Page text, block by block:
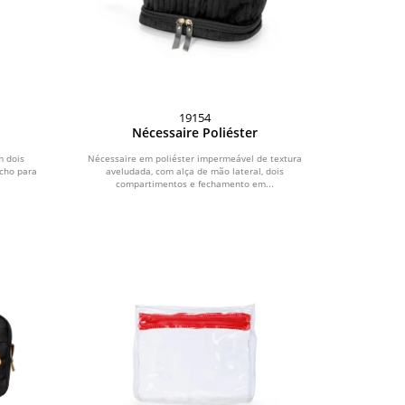
dois
para
19154
Nécessaire Poliéster
Nécessaire em poliéster impermeável de textura
aveludada, com alça de mão lateral, dois
compartimentos e fechamento em...